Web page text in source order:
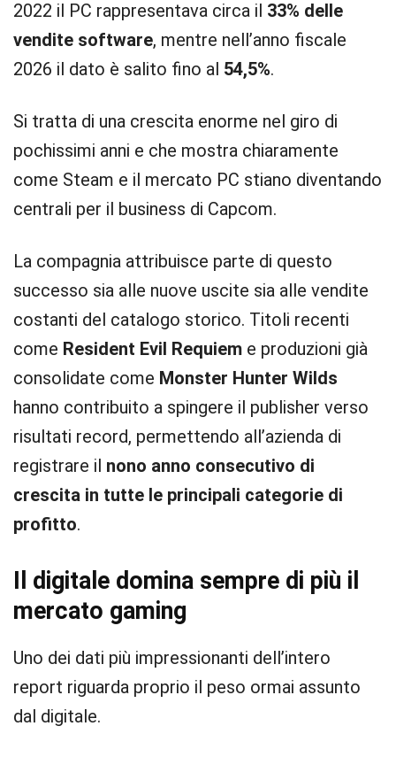
2022 il PC rappresentava circa il 33% delle
vendite software, mentre nell’anno fiscale
2026 il dato è salito fino al 54,5%.
Si tratta di una crescita enorme nel giro di
pochissimi anni e che mostra chiaramente
come Steam e il mercato PC stiano diventando
centrali per il business di Capcom.
La compagnia attribuisce parte di questo
successo sia alle nuove uscite sia alle vendite
costanti del catalogo storico. Titoli recenti
come Resident Evil Requiem e produzioni già
consolidate come Monster Hunter Wilds
hanno contribuito a spingere il publisher verso
risultati record, permettendo all’azienda di
registrare il nono anno consecutivo di
crescita in tutte le principali categorie di
profitto.
Il digitale domina sempre di più il
mercato gaming
Uno dei dati più impressionanti dell’intero
report riguarda proprio il peso ormai assunto
dal digitale.